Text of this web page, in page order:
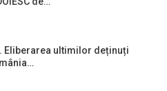
Eliberarea ultimilor deținuți